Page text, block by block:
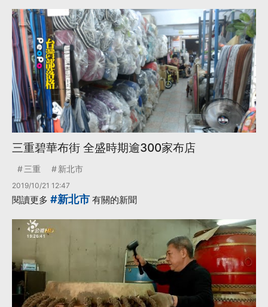
三重碧華布街 全盛時期逾300家布店
三重 新北市
2019/10/21 12:47
閱讀更多 #新北市 有關的新聞